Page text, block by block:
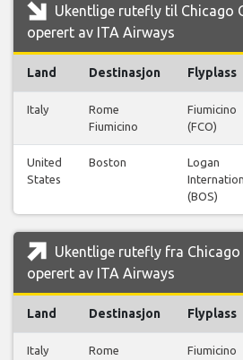
Ukentlige rutefly til Chicago
operert av ITA Airways
Land Destinasjon Flyplass
Italy
Rome
Fiumicino
Fiumicino
(FCO)
United
States
Boston
Logan
(BOS)
Ukentlige rutefly fra
operert av ITA Airways
Land Destinasjon Flyplass
Italy
Rome
Fiumicino